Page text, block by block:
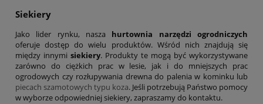
Siekiery
Jako lider rynku, nasza hurtownia narzędzi ogrodniczych
oferuje dostęp do wielu produktów. Wśród nich znajdują się
między innymi siekiery. Produkty te mogą być wykorzystywane
zarówno do ciężkich prac w lesie, jak i do mniejszych prac
ogrodowych czy rozłupywania drewna do palenia w kominku lub
piecach szamotowych typu koza. Jeśli potrzebują Państwo pomocy
w wyborze odpowiedniej siekiery, zapraszamy do kontaktu.